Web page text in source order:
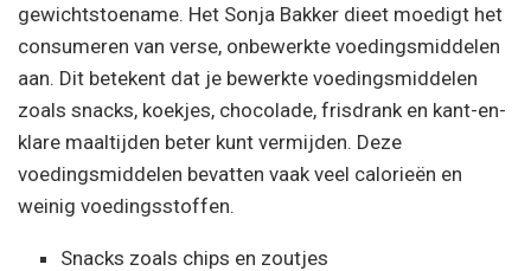
gewichtstoename. Het Sonja Bakker dieet moedigt het
consumeren van verse, onbewerkte voedingsmiddelen
aan. Dit betekent dat je bewerkte voedingsmiddelen
zoals snacks, koekjes, chocolade, frisdrank en kant-en-
klare maaltijden beter kunt vermijden. Deze
voedingsmiddelen bevatten vaak veel calorieën en
weinig voedingsstoffen.
Snacks zoals chips en zoutjes